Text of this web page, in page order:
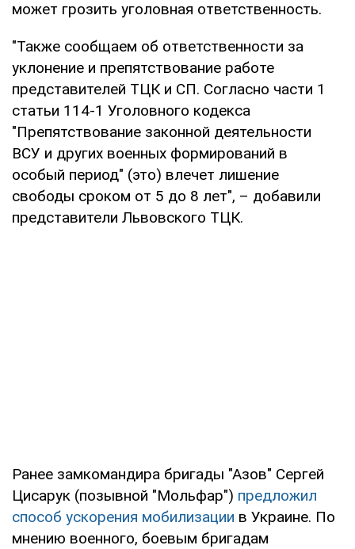
может грозить уголовная ответственность.
"Также сообщаем об ответственности за
уклонение и препятствование работе
представителей ТЦК и СП. Согласно части 1
статьи 114-1 Уголовного кодекса
"Препятствование законной деятельности
ВСУ и других военных формирований в
особый период" (это) влечет лишение
свободы сроком от 5 до 8 лет", – добавили
представители Львовского ТЦК.
Ранее замкомандира бригады "Азов" Сергей
Цисарук (позывной "Мольфар") предложил
способ ускорения мобилизации в Украине. По
мнению военного, боевым бригадам